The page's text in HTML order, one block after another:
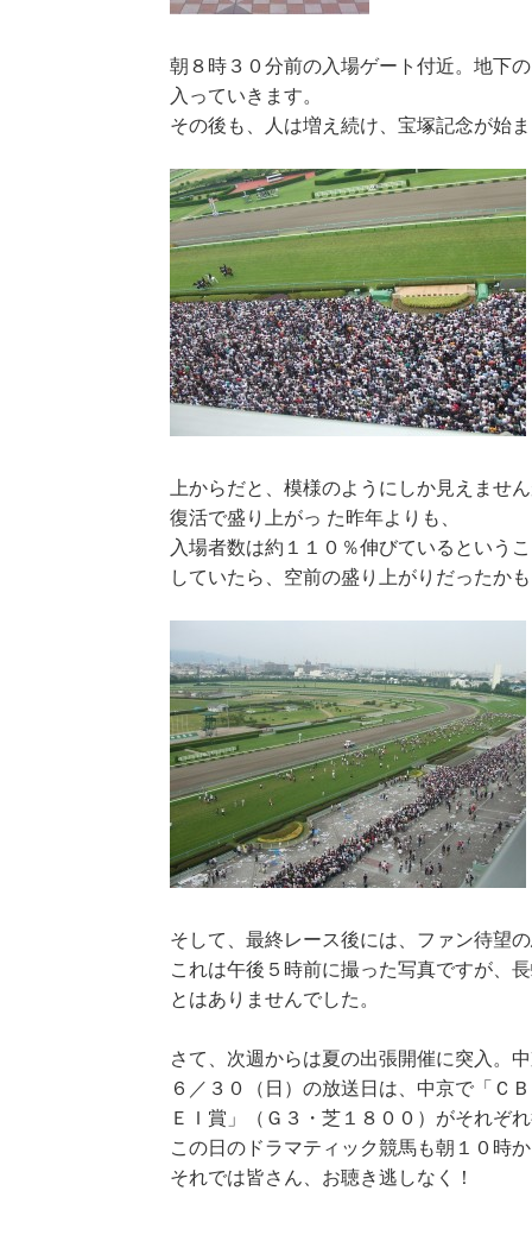
朝８時３０分前の入場ゲート付近。地下
入っていきます。
その後も、人は増え続け、宝塚記念が始
上からだと、模様のようにしか見えませ
復活で盛り上がっ た昨年よりも、
入場者数は約１１０％伸びているという
していたら、空前の盛り上がりだったか
そして、最終レース後には、ファン待望
これは午後５時前に撮った写真ですが、
とはありませんでした。
さて、次週からは夏の出張開催に突入。
６／３０（日）の放送日は、中京で「Ｃ
ＥＩ賞」（Ｇ３・芝１８００）がそれぞ
この日のドラマティック競馬も朝１０時
それでは皆さん、お聴き逃しなく！